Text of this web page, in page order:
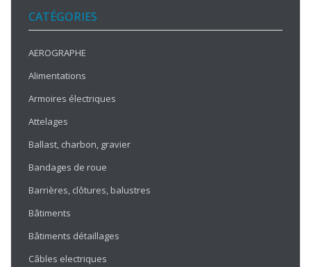
CATÉGORIES
AEROGRAPHE
Alimentations
Armoires électriques
Attelages
Ballast, charbon, gravier
Bandages de roue
Barrières, clôtures, balustres
Bâtiments
Bâtiments détaillages
Câbles electriques